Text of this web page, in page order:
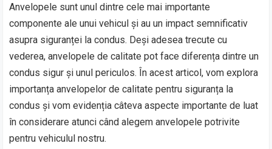
Anvelopele sunt unul dintre cele mai importante
componente ale unui vehicul și au un impact semnificativ
asupra siguranței la condus. Deși adesea trecute cu
vederea, anvelopele de calitate pot face diferența dintre un
condus sigur și unul periculos. În acest articol, vom explora
importanța anvelopelor de calitate pentru siguranța la
condus și vom evidenția câteva aspecte importante de luat
în considerare atunci când alegem anvelopele potrivite
pentru vehiculul nostru.